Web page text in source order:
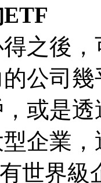
之後
公司
或是
企業
世界